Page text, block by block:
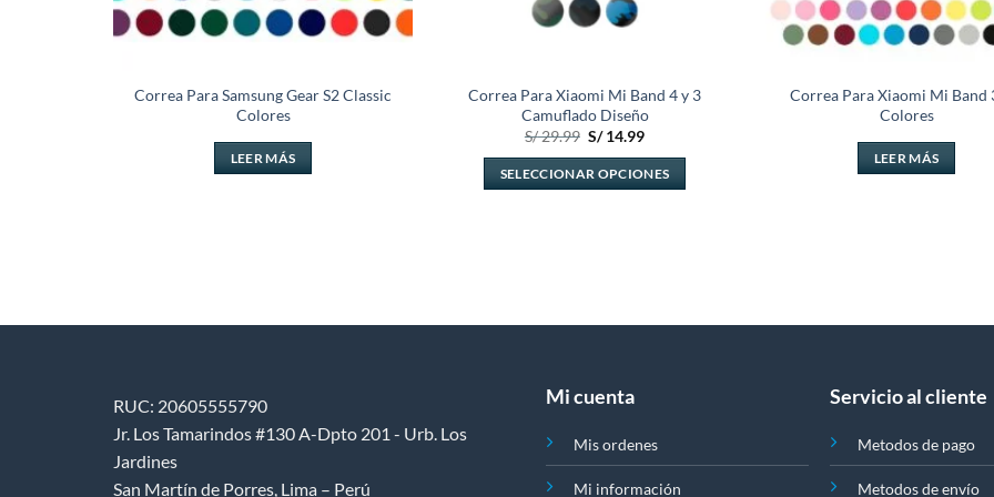
Correa Para Samsung Gear S2 Classic
Colores
LEER MÁS
Correa Para Xiaomi Mi Band 4 y 3
Camuflado Diseño
S/29.99 El
original
era:
S/14.99El
actual
es:
SELECCIONAR OPCIONES
Las
pueden
en
la
Correa Para Xiaomi Mi Band
Colores
LEER MÁS
RUC: 20605555790
Jr. Los Tamarindos #130 A-Dpto 201 - Urb. Los
Jardines
San Martín de Porres, Lima – Perú
Mi cuenta
Mis ordenes
Mi información
Servicio al cliente
Metodos de pago
Metodos de envío